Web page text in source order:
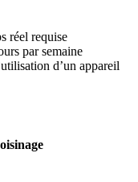
réel requise
par semaine
d’un appareil